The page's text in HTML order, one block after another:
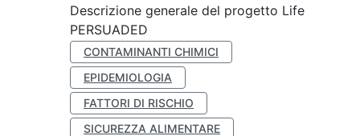
Descrizione generale del progetto Life
PERSUADED
CONTAMINANTI CHIMICI
EPIDEMIOLOGIA
FATTORI DI RISCHIO
SICUREZZA ALIMENTARE